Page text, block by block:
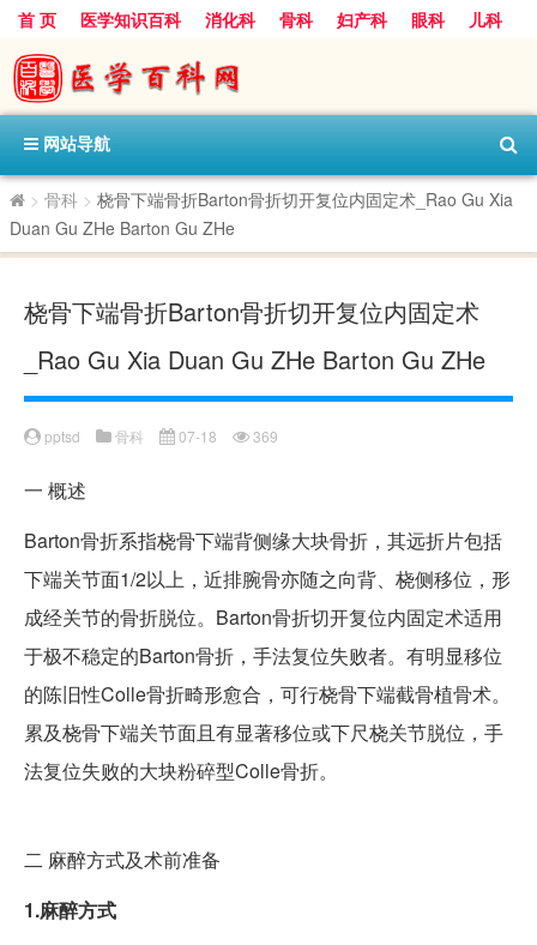
首 页 医学知识百科 消化科 骨科 妇产科 眼科
儿科
心血管病科
呼吸科 神经科
内分泌科
口腔科
网站导航
> 骨科 > 桡骨下端骨折Barton骨折切开复位内固定术_Rao Gu Xia
Duan Gu ZHe Barton Gu ZHe
桡骨下端骨折Barton骨折切开复位内固定术
_Rao Gu Xia Duan Gu ZHe Barton Gu ZHe
pptsd 骨科 07-18 369
一 概述
Barton骨折系指桡骨下端背侧缘大块骨折，其远折片包括
下端关节面1/2以上，近排腕骨亦随之向背、桡侧移位，形
成经关节的骨折脱位。Barton骨折切开复位内固定术适用
于极不稳定的Barton骨折，手法复位失败者。有明显移位
的陈旧性Colle骨折畸形愈合，可行桡骨下端截骨植骨术。
累及桡骨下端关节面且有显著移位或下尺桡关节脱位，手
法复位失败的大块粉碎型Colle骨折。
二 麻醉方式及术前准备
1.麻醉方式